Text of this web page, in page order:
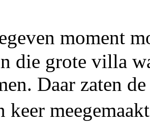
moment
die grote villa
Daar zaten